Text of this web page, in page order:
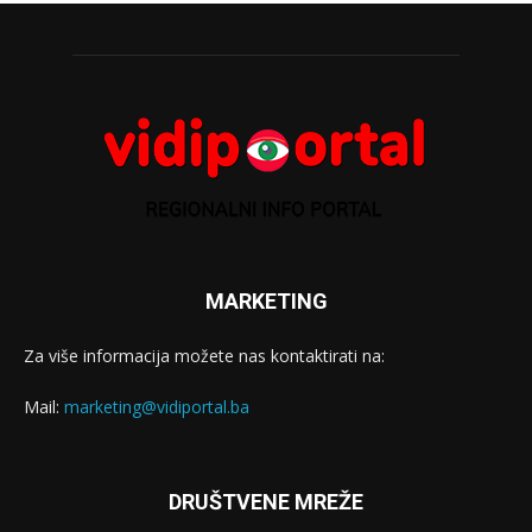
MARKETING
Za više informacija možete nas kontaktirati na:
Mail: marketing@vidiportal.ba
DRUŠTVENE MREŽE